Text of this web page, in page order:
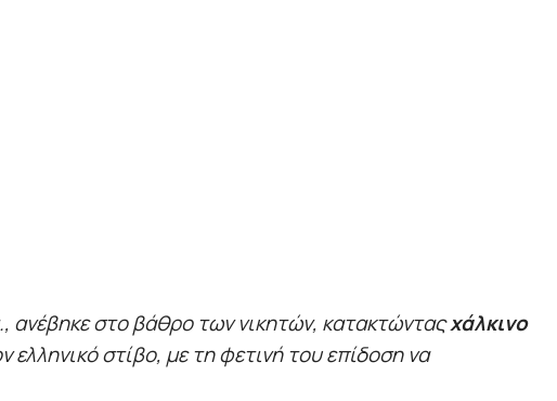
στο βάθρο των νικητών, κατακτώνταςχάλκινο
στίβο, με τη φετινή του επίδοση να